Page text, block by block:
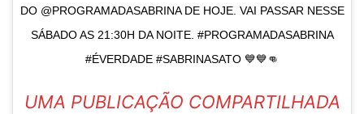
DO @PROGRAMADASABRINA DE HOJE. VAI PASSAR NESSE
SÁBADO AS 21:30H DA NOITE. #PROGRAMADASABRINA
#ÉVERDADE #SABRINASATO 💙💙👊
UMA PUBLICAÇÃO COMPARTILHADA